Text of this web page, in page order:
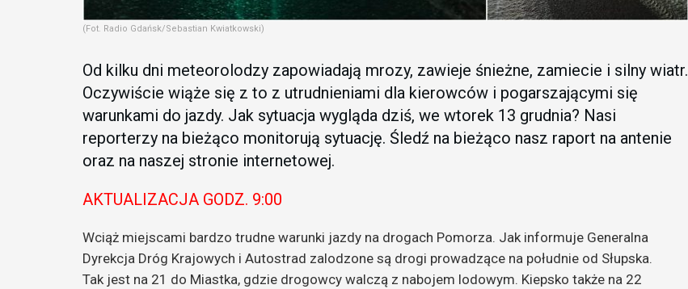
(Fot. Radio Gdańsk/Sebastian Kwiatkowski)
Od kilku dni meteorolodzy zapowiadają mrozy, zawieje śnieżne, zamiecie i silny wiatr.
Oczywiście wiąże się z to z utrudnieniami dla kierowców i pogarszającymi się
warunkami do jazdy. Jak sytuacja wygląda dziś, we wtorek 13 grudnia? Nasi
reporterzy na bieżąco monitorują sytuację. Śledź na bieżąco nasz raport na antenie
oraz na naszej stronie internetowej.
AKTUALIZACJA GODZ. 9:00
Wciąż miejscami bardzo trudne warunki jazdy na drogach Pomorza. Jak informuje Generalna
Dyrekcja Dróg Krajowych i Autostrad zalodzone są drogi prowadzące na południe od Słupska.
Tak jest na 21 do Miastka, gdzie drogowcy walczą z nabojem lodowym. Kiepsko także na 22